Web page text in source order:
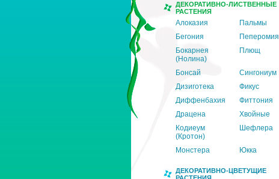
ДЕКОРАТИВНО-ЛИСТВЕННЫЕ
РАСТЕНИЯ
Алоказия
Пальмы
Бегония
Пеперомия
Бокарнея
(Нолина)
Плющ
Бонсай
Сингониум
Дизиготека
Фикус
Диффенбахия
Фиттония
Драцена
Хвойные
Кодиеум
(Кротон)
Шефлера
Монстера Юкка
ДЕКОРАТИВНО-ЦВЕТУЩИЕ